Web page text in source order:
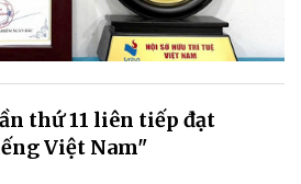
thứ 11 liên tiếp đạt
Việt Nam"